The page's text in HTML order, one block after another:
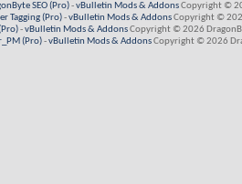
SEO (Pro)-vBulletin Mods & AddonsCopyright ©
Tagging (Pro)-vBulletin Mods & AddonsCopyright ©
-vBulletin Mods & AddonsCopyright © 2026
(Pro)-vBulletin Mods & AddonsCopyright © 2026